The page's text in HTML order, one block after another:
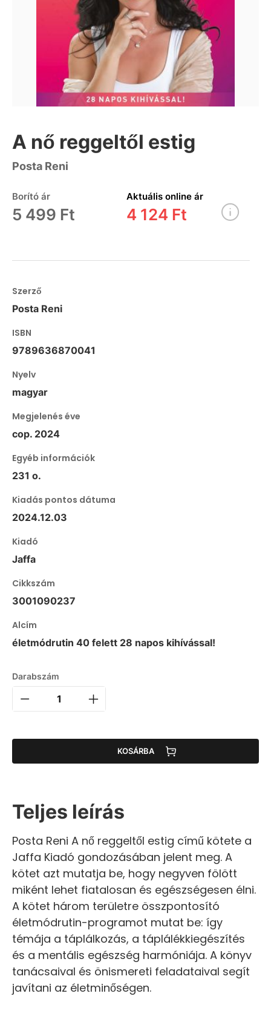
A nő reggeltől estig
Posta Reni
Borító ár
5 499 Ft
Aktuális online ár
4 124 Ft
Szerző
Posta Reni
ISBN
9789636870041
Nyelv
magyar
Megjelenés éve
cop. 2024
Egyéb információk
231 o.
Kiadás pontos dátuma
2024.12.03
Kiadó
Jaffa
Cikkszám
3001090237
Alcím
életmódrutin 40 felett 28 napos kihívással!
Darabszám
KOSÁRBA
Teljes leírás
Posta Reni A nő reggeltől estig című kötete a
Jaffa Kiadó gondozásában jelent meg. A
kötet azt mutatja be, hogy negyven fölött
miként lehet fiatalosan és egészségesen élni.
A kötet három területre összpontosító
életmódrutin-programot mutat be: így
témája a táplálkozás, a táplálékkiegészítés
és a mentális egészség harmóniája. A könyv
tanácsaival és önismereti feladataival segít
javítani az életminőségen.